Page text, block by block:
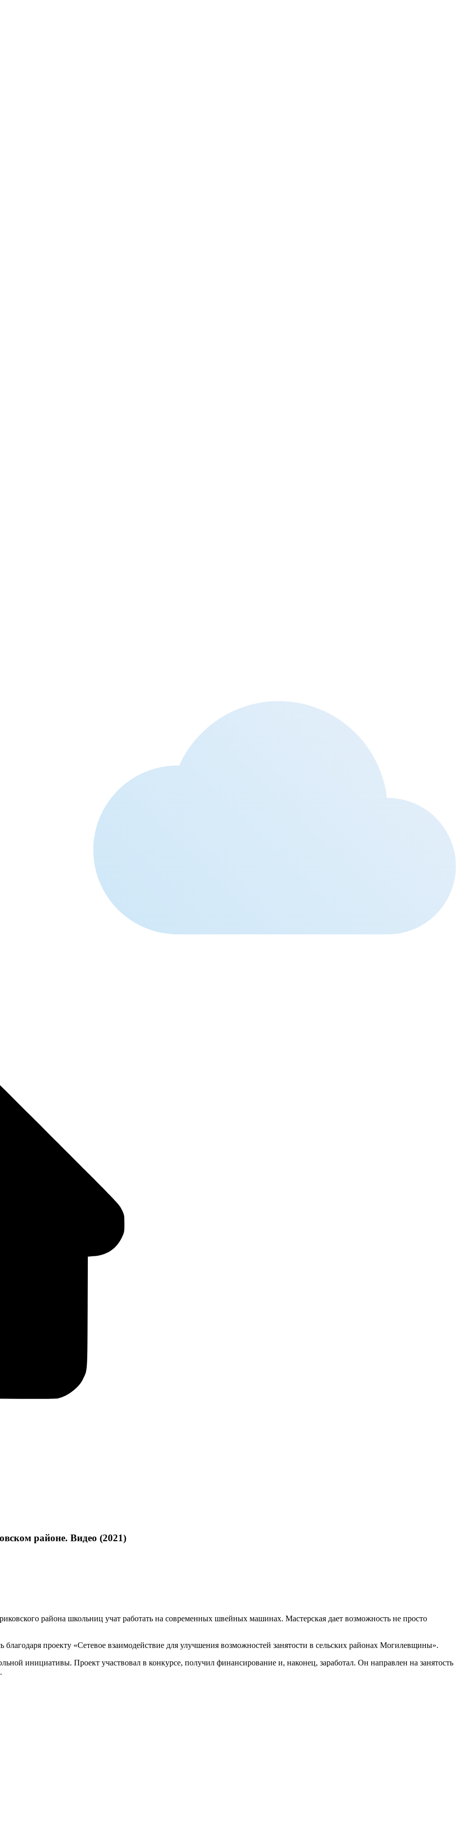
районе. Видео (2021)
района школьниц учат работать на современных швейных машинах. Мастерская дает возможность не просто
проекту «Сетевое взаимодействие для улучшения возможностей занятости в сельских районах Могилевщины».
инициативы. Проект участвовал в конкурсе, получил финансирование и, наконец, заработал. Он направлен на занятость